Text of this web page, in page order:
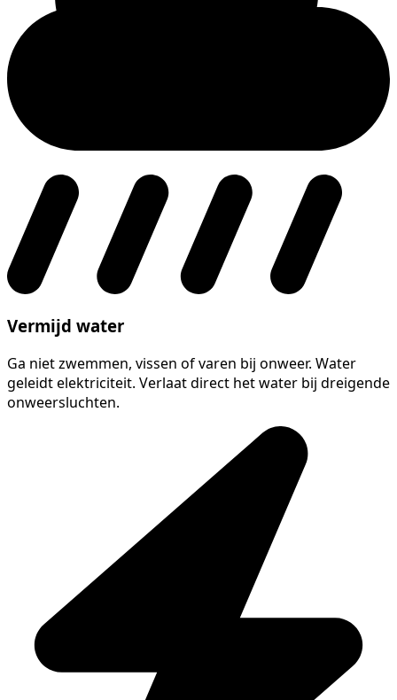
Vermijd water
Ga niet zwemmen, vissen of varen bij onweer. Water
geleidt elektriciteit. Verlaat direct het water bij dreigende
onweersluchten.